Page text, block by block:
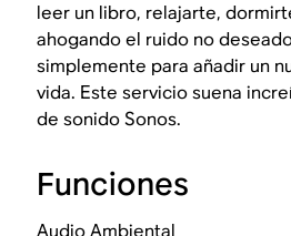
leer un libro, relajarte,
ahogando el ruido no
simplemente para añadir un
vida. Este servicio suena
de sonido Sonos.
Funciones